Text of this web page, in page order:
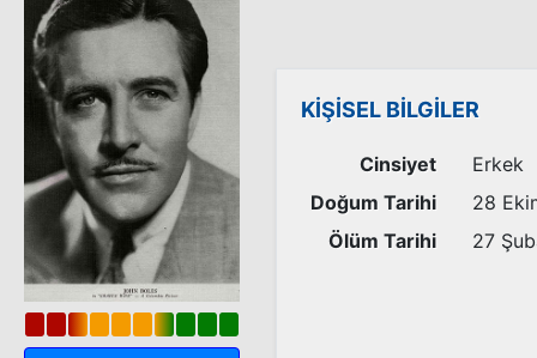
KİŞİSEL BİLGİLER
Cinsiyet
Erkek
Doğum Tarihi
28
Ölüm Tarihi
27